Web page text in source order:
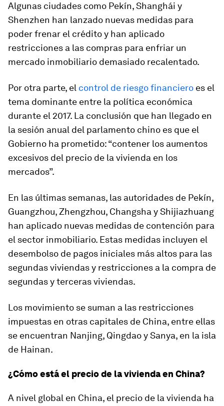
Algunas ciudades como Pekín, Shanghái y
Shenzhen han lanzado nuevas medidas para
poder frenar el crédito y han aplicado
restricciones a las compras para enfriar un
mercado inmobiliario demasiado recalentado.
Por otra parte, el control de riesgo financiero es el
tema dominante entre la política económica
durante el 2017. La conclusión que han llegado en
la sesión anual del parlamento chino es que el
Gobierno ha prometido: “contener los aumentos
excesivos del precio de la vivienda en los
mercados”.
En las últimas semanas, las autoridades de Pekín,
Guangzhou, Zhengzhou, Changsha y Shijiazhuang
han aplicado nuevas medidas de contención para
el sector inmobiliario. Estas medidas incluyen el
desembolso de pagos iniciales más altos para las
segundas viviendas y restricciones a la compra de
segundas y terceras viviendas.
Los movimiento se suman a las restricciones
impuestas en otras capitales de China, entre ellas
se encuentran Nanjing, Qingdao y Sanya, en la isla
de Hainan.
¿Cómo está el precio de la vivienda en China?
A nivel global en China, el precio de la vivienda ha